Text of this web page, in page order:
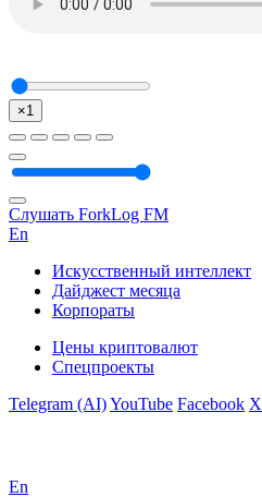
×1
Слушать ForkLog FM
En
Искусственный интеллект
Дайджест месяца
Корпораты
Цены криптовалют
Спецпроекты
Telegram (AI)YouTube Facebook X
En